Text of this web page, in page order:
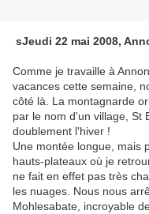
sJeudi 22 mai 2008,
Comme je travaille à
vacances cette semaine,
côté là. La montagnarde
par le nom d'un village, St
doublement l'hiver !
Une montée longue, mais
hauts-plateaux où je
ne fait en effet pas très
les nuages. Nous nous
Mohlesabate, incroyable